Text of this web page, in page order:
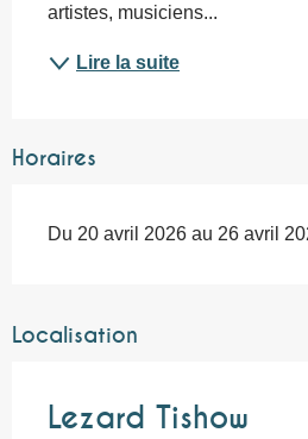
artistes, musiciens...
Lire la suite
Horaires
Du 20 avril 2026 au 26 avril
Localisation
Lezard Tishow